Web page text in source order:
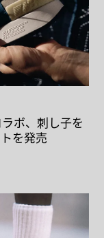
ボ、刺し子を
を発売